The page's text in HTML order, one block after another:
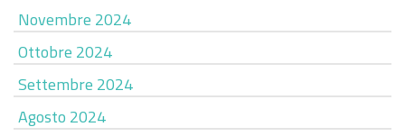
Novembre 2024
Ottobre 2024
Settembre 2024
Agosto 2024